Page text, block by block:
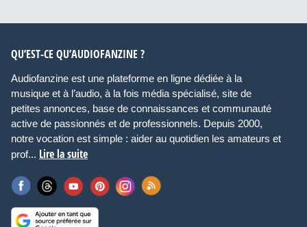
QU’EST-CE QU’AUDIOFANZINE ?
Audiofanzine est une plateforme en ligne dédiée à la
musique et à l’audio, à la fois média spécialisé, site de
petites annonces, base de connaissances et communauté
active de passionnés et de professionnels. Depuis 2000,
notre vocation est simple : aider au quotidien les amateurs et
prof... Lire la suite